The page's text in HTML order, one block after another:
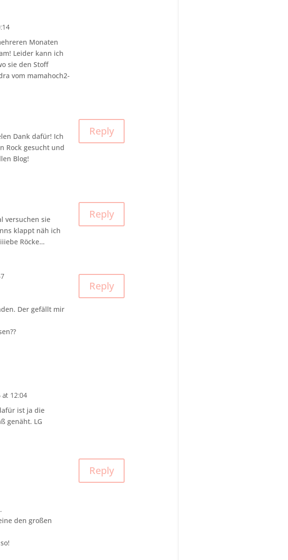
Monaten
Leider kann ich
sie den Stoff
vom mamahoch2-
Dank dafür! Ich
Rock gesucht und
Blog!
Reply
versuchen sie
klappt näh ich
Röcke…
Reply
Der gefällt mir
Reply
at 12:04
ist ja die
genäht. LG
den großen
Reply